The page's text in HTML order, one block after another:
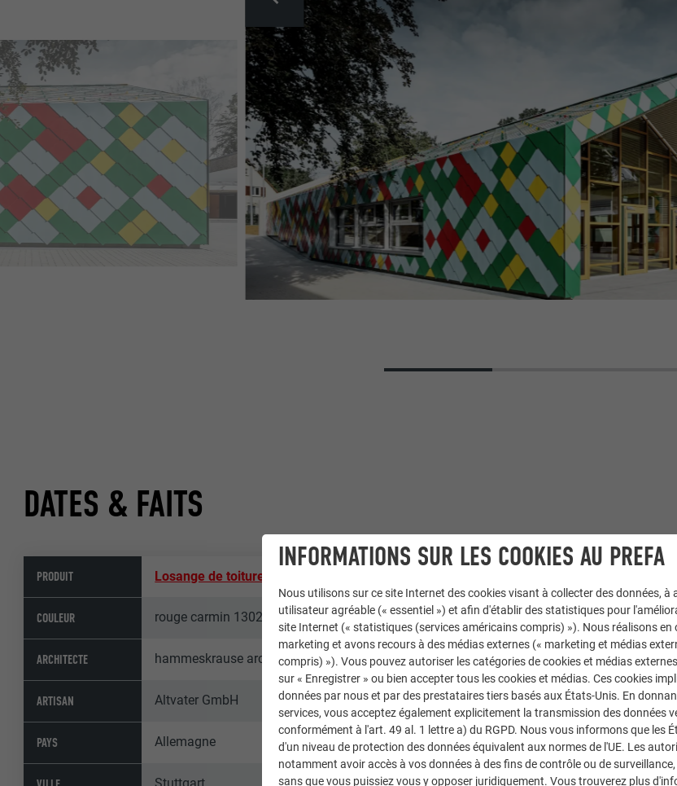
DATES & FAITS
PRODUIT Losange de toiture 44 × 44
COULEUR rouge carmin 1302-20, jaune genêt 1176-20, turquoise pastel 1684-20, vert menthe 1678-
ARCHITECTE hammeskrause architekten, Nils Krause, Joep Kuys
ARTISAN Altvater GmbH
PAYS Allemagne
INFORMATIONS SUR LES COOKIES AU PREFA
Nous utilisons sur ce site Internet des cookies visant à collecter des données, à
utilisateur agréable (« essentiel ») et afin d'établir des statistiques pour
site Internet (« statistiques (services américains compris) »). Nous réalisons en
marketing et avons recours à des médias externes (« marketing et médias
compris) »). Vous pouvez autoriser les catégories de cookies et médias
sur « Enregistrer » ou bien accepter tous les cookies et médias. Ces cookies
données par nous et par des prestataires tiers basés aux États-Unis. En
services, vous acceptez également explicitement la transmission des données
conformément à l'art. 49 al. 1 lettre a) du RGPD. Nous vous informons que les
d'un niveau de protection des données équivalent aux normes de l'UE. Les
notamment avoir accès à vos données à des fins de contrôle ou de
sans que vous puissiez vous y opposer juridiquement. Vous trouverez plus